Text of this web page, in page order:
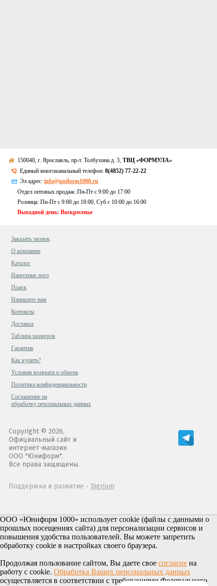
150040, г. Ярославль, пр-т. Толбухина д. 3,ТВЦ «ФОРМУЛА»
Единый многоканальный телефон:8(4852) 77-22-22
Эл.адрес:info@uniform1000.ru
Отдел оптовых продаж: Пн-Пт с 9:00 до 17:00
Розница: Пн-Пт с 9:00 до 18:00, Суб c 10:00 до 16:00
Выходной день: Воскресенье
Заказать звонок
О компании
Каталог
Нанесение лого
Поиск
Напишите нам
Контакты
Доставка
Таблица размеров
Гарантия
Как купить?
Условия возврата и обмена
Политика конфиденциальности
Cоглашение на
обработку персональных данных
Copyright © 2026,
Официальный сайт и
интернет-магазин
ООО "Юниформ".
Все права защищены.
Поддержка и развитие - Digrium
ООО «Юниформ 1000» использует cookie (файлы с данными о
прошлых посещениях сайта) для персонализации сервисов и
повышения удобства пользователей. Вы можете запретить
обработку cookie в настройках своего браузера.
Продолжая пользование сайтом, Вы даете свое согласие на
работу с cookie. Обработка Ваших персональных данных
осуществляется в соответствии с требованиями Федерального